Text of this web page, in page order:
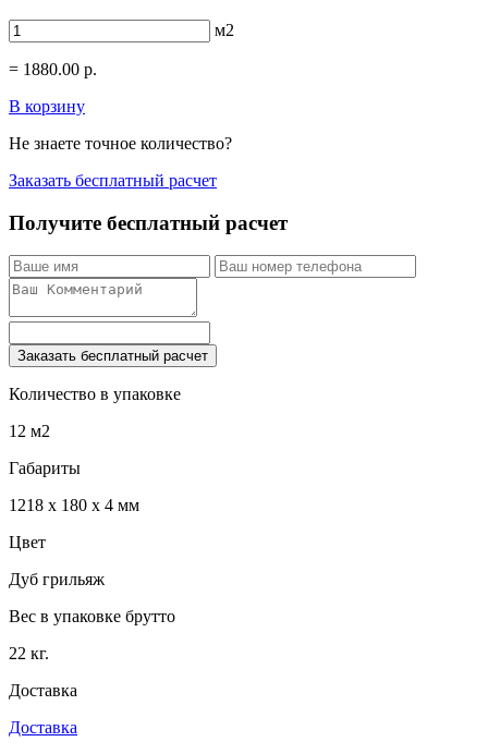
м2
= 1880.00 р.
В корзину
Не знаете точное количество?
Заказать бесплатный расчет
Получите бесплатный расчет
Заказать бесплатный расчет
Количество в упаковке
12 м2
Габариты
1218 x 180 x 4 мм
Цвет
Дуб грильяж
Вес в упаковке брутто
22 кг.
Доставка
Доставка